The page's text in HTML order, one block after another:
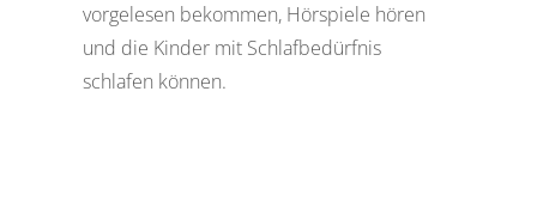
vorgelesen bekommen, Hörspiele hören
und die Kinder mit Schlafbedürfnis
schlafen können.